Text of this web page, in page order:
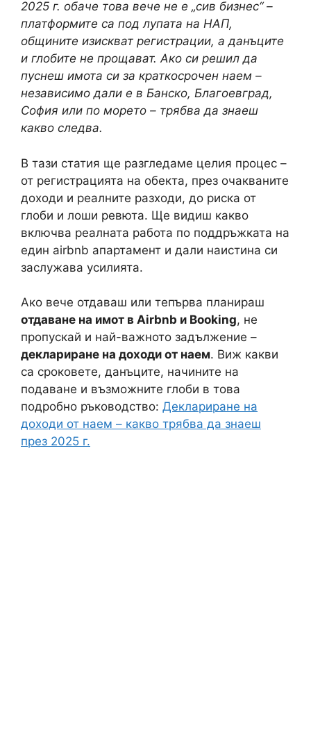
2025 г. обаче това вече не е „сив бизнес“ –
платформите са под лупата на НАП,
общините изискват регистрации, а данъците
и глобите не прощават. Ако си решил да
пуснеш имота си за краткосрочен наем –
независимо дали е в Банско, Благоевград,
София или по морето – трябва да знаеш
какво следва.
В тази статия ще разгледаме целия процес –
от регистрацията на обекта, през очакваните
доходи и реалните разходи, до риска от
глоби и лоши ревюта. Ще видиш какво
включва реалната работа по поддръжката на
един airbnb апартамент и дали наистина си
заслужава усилията.
Ако вече отдаваш или тепърва планираш
отдаване на имот в Airbnb и Booking, не
пропускай и най-важното задължение –
деклариране на доходи от наем. Виж какви
са сроковете, данъците, начините на
подаване и възможните глоби в това
подробно ръководство: Деклариране на
доходи от наем – какво трябва да знаеш
през 2025 г.